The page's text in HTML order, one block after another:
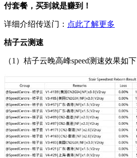
付套餐，买到就是赚到！
详细介绍传送门： 点此了解更多
桔子云测速
（1）桔子云晚高峰speed测速效果如下